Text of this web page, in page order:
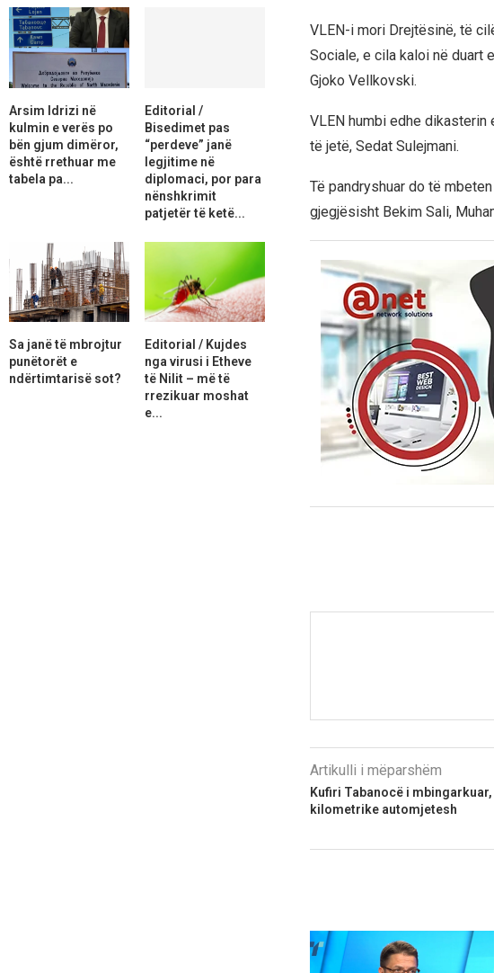
VLEN-i mori Drejtësinë, të
Sociale, e cila kaloi në duart
Gjoko Vellkovski.
VLEN humbi edhe
të jetë, Sedat Sulejmani.
Të pandryshuar do të
gjegjësisht Bekim Sali,
Artikulli i mëparshëm
Kufiri Tabanocë i
kilometrike automjetesh
Arsim Idrizi në
kulmin e verës po
bën gjum dimëror,
është rrethuar me
tabela pa...
Editorial /
Bisedimet pas
“perdeve” janë
legjitime në
diplomaci, por para
nënshkrimit
patjetër të ketë...
Sa janë të mbrojtur
punëtorët e
ndërtimtarisë sot?
Editorial / Kujdes
nga virusi i Etheve
të Nilit – më të
rrezikuar moshat
e...